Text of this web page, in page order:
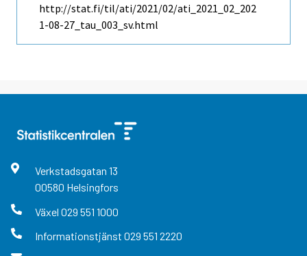
http://stat.fi/til/ati/2021/02/ati_2021_02_202
1-08-27_tau_003_sv.html
Verkstadsgatan 13
00580 Helsingfors
Växel 029 551 1000
Informationstjänst 029 551 2220